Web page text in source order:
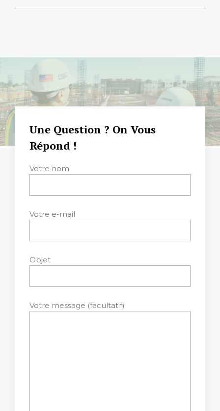
Une Question ? On Vous
Répond !
Votre nom
Votre e-mail
Objet
Votre message (facultatif)